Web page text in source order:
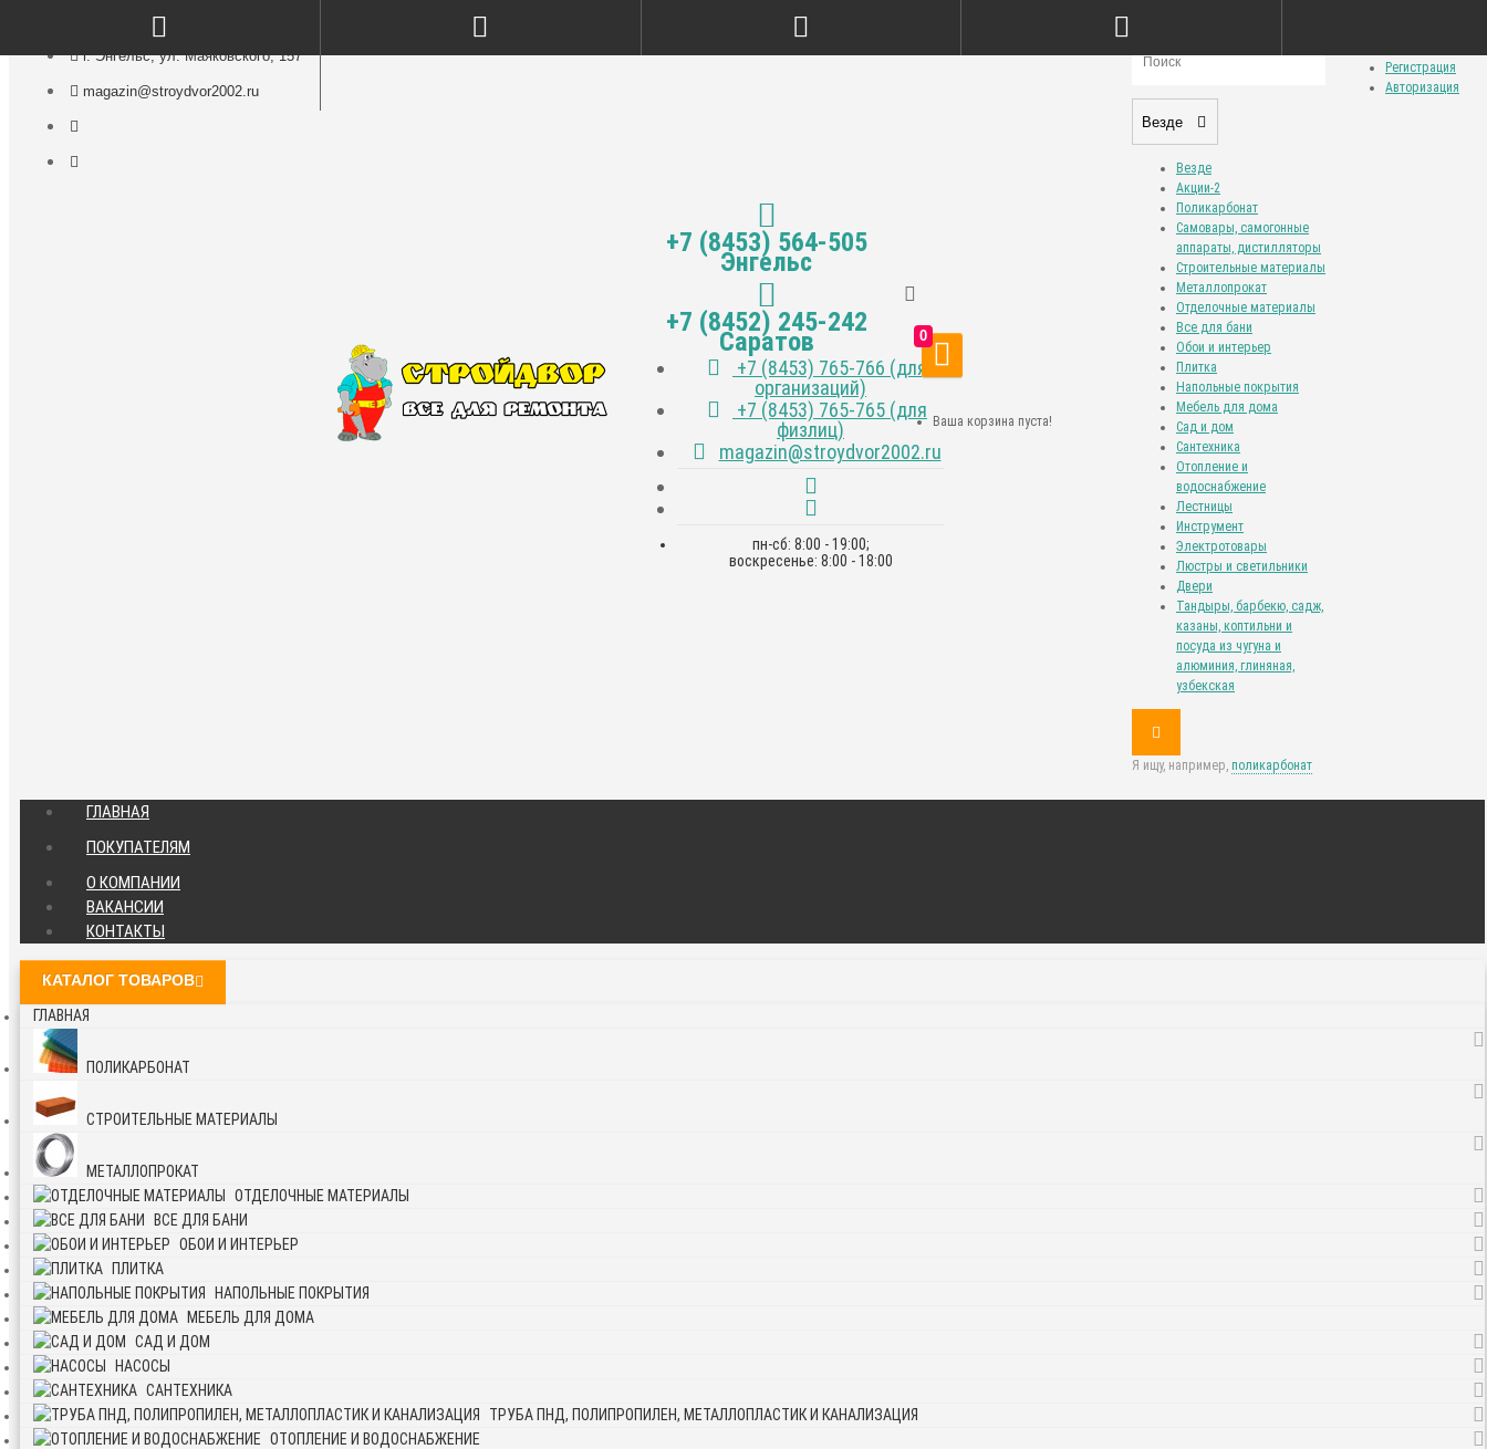
г. Энгельс, ул. Маяковского, 157
magazin@stroydvor2002.ru
Регистрация
Авторизация
Сравнение товаров (0)
+7 (8453) 564-505
Энгельс
+7 (8452) 245-242
Саратов
+7 (8453) 765-766 (для
организаций)
+7 (8453) 765-765 (для
физлиц)
magazin@stroydvor2002.ru
пн-сб: 8:00 - 19:00;
воскресенье: 8:00 - 18:00
0
Ваша корзина пуста!
Везде
Везде
Акции-2
Поликарбонат
Самовары, самогонные
аппараты, дистилляторы
Строительные материалы
Металлопрокат
Отделочные материалы
Все для бани
Обои и интерьер
Плитка
Напольные покрытия
Мебель для дома
Сад и дом
Сантехника
Отопление и
водоснабжение
Лестницы
Инструмент
Электротовары
Люстры и светильники
Двери
Тандыры, барбекю, садж,
казаны, коптильни и
посуда из чугуна и
алюминия, глиняная,
узбекская
Я ищу, например, поликарбонат
ГЛАВНАЯ
ПОКУПАТЕЛЯМ
О КОМПАНИИ
ВАКАНСИИ
КОНТАКТЫ
КАТАЛОГ ТОВАРОВ
ГЛАВНАЯ
ПОЛИКАРБОНАТ
СТРОИТЕЛЬНЫЕ МАТЕРИАЛЫ
МЕТАЛЛОПРОКАТ
ОТДЕЛОЧНЫЕ МАТЕРИАЛЫ
ВСЕ ДЛЯ БАНИ
ОБОИ И ИНТЕРЬЕР
ПЛИТКА
НАПОЛЬНЫЕ ПОКРЫТИЯ
МЕБЕЛЬ ДЛЯ ДОМА
САД И ДОМ
НАСОСЫ
САНТЕХНИКА
ТРУБА ПНД, ПОЛИПРОПИЛЕН, МЕТАЛЛОПЛАСТИК И КАНАЛИЗАЦИЯ
ОТОПЛЕНИЕ И ВОДОСНАБЖЕНИЕ